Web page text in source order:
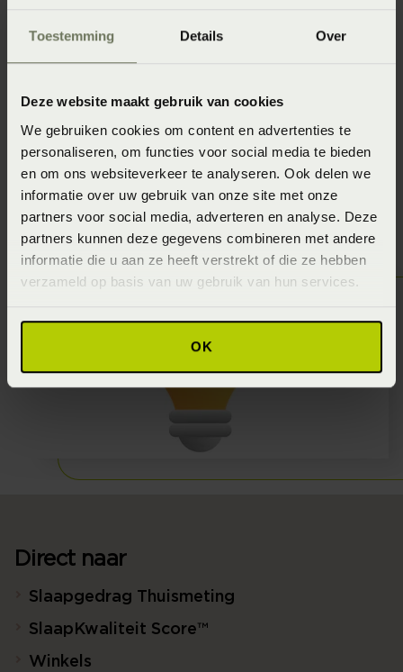
Toestemming Details Over
Deze website maakt gebruik van cookies
We gebruiken cookies om content en advertenties te
personaliseren, om functies voor social media te bieden
en om ons websiteverkeer te analyseren. Ook delen we
informatie over uw gebruik van onze site met onze
partners voor social media, adverteren en analyse. Deze
partners kunnen deze gegevens combineren met andere
informatie die u aan ze heeft verstrekt of die ze hebben
verzameld op basis van uw gebruik van hun services.
OK
Heerenveen staat daarom voor je klaar om er samen met
jou achter te komen welk matras het beste bij jou past.
Beddenspecialist Bedderie de Boer Heerenveen?
Vraag de Slaapgedrag Thuismeting aan
Direct naar
Slaapgedrag Thuismeting
SlaapKwaliteit Score™
Winkels